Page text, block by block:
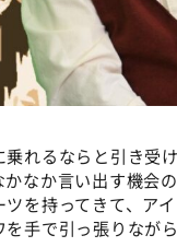
乗れるならと引き受
かなか言い出す機会
を持ってきて、ア
手で引っ張りなが